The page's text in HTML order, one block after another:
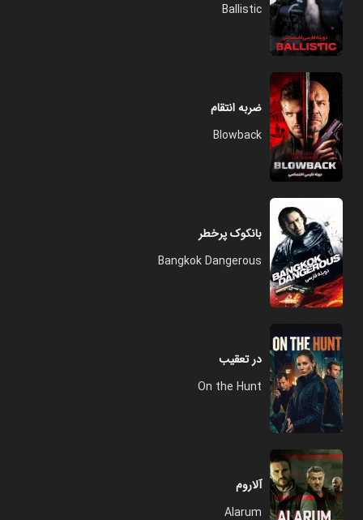
Ballistic
ضربه انتقام
Blowback
بانکوک پرخطر
Bangkok Dangerous
در تعقیب
On the Hunt
آلاروم
Alarum